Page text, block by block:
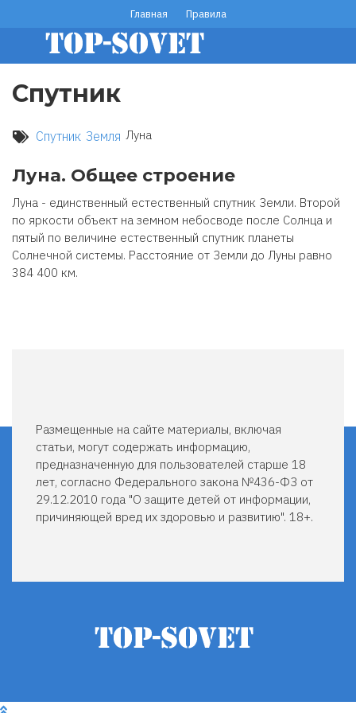
основному
содержанию
footer
menu
Главная Правила
Спутник
Спутник Земля Луна
Луна. Общее строение
Луна - единственный естественный спутник Земли. Второй
по яркости объект на земном небосводе после Солнца и
пятый по величине естественный спутник планеты
Солнечной системы. Расстояние от Земли до Луны равно
384 400 км.
Размещенные на сайте материалы, включая
статьи, могут содержать информацию,
предназначенную для пользователей старше 18
лет, согласно Федерального закона №436-ФЗ от
29.12.2010 года "О защите детей от информации,
причиняющей вред их здоровью и развитию". 18+.